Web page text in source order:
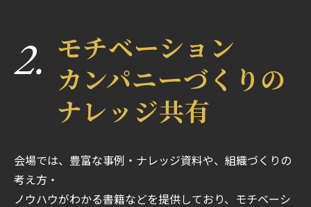
2. モチベーション
カンパニーづくりの
ナレッジ共有
会場では、豊富な事例・ナレッジ資料や、組織づくりの
考え方・
ノウハウがわかる書籍などを提供しており、モチベーシ